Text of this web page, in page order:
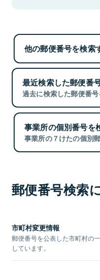
他の郵便番号を検索
最近検索した郵便番
過去に検索した郵便番号
事業所の個別番号を
事業所の７けたの個別
郵便番号検索
市町村変更情報
郵便番号を公表した市町村の
しています。